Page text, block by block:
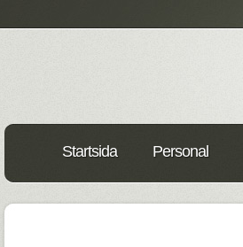
Startsida Personal